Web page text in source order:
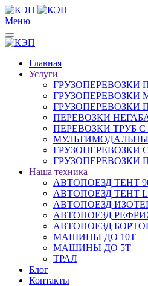
Меню
Главная
Услуги
ГРУЗОПЕРЕВОЗКИ
ГРУЗОПЕРЕВОЗКИ
ПЕРЕВОЗКИ
ПЕРЕВОЗКИ ТРУБ
ГРУЗОПЕРЕВОЗКИ
Наша техника
АВТОПОЕЗД ТЕНТ
АВТОПОЕЗД ТЕНТ
АВТОПОЕЗД
АВТОПОЕЗД
АВТОПОЕЗД
МАШИНЫ ДО 10Т
МАШИНЫ ДО 5Т
ТРАЛ
Блог
Контакты